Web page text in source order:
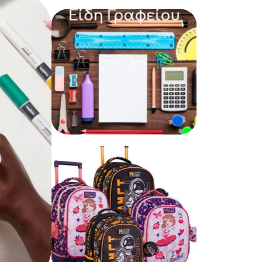
Δώρα – Παιχνίδια
Είδη Γραφείου